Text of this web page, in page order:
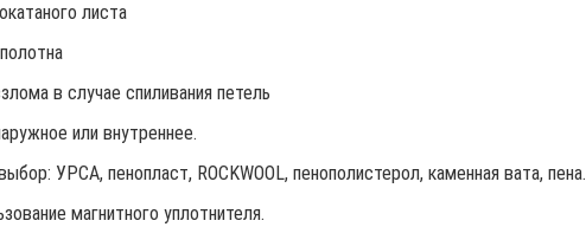
листа
в случае спиливания петель
или внутреннее.
УРСА, пенопласт, ROCKWOOL, пенополистерол, каменная вата, пена.
магнитного уплотнителя.